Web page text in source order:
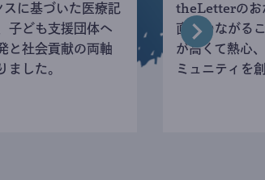
に基づいた医療記
子ども支援団体へ
と社会貢献の両軸
ました。
theLetterのお
直接つながる
が高くて熱心
ミュニティを